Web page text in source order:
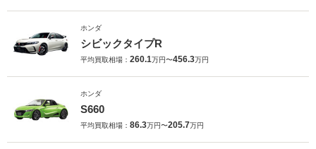
ホンダ
シビックタイプR
平均買取相場： 260.1万円〜456.3万円
ホンダ
S660
平均買取相場： 86.3万円〜205.7万円